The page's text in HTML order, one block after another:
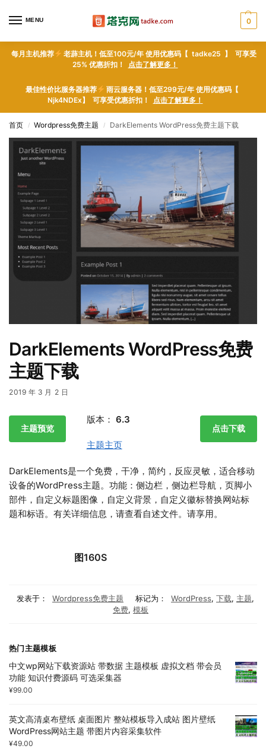
MENU 0
每月主机推荐
老薜主机！低至100元/年 使用优惠码【 tadke25 】 可享受
25% 优惠折扣！ 点击了解更多！
最佳性价比服务器推荐
雨云服务器！低至299元/年 使用优惠码【
Njk4NDEx】 可享受优惠折扣！ 点击了解更多！
首页 / Wordpress免费主题 / DarkElements WordPress免费主题下载
DarkElements WordPress免费
主题下载
2019 年 3 月 2 日
主题预览 点击下载
版本： 6.3
主题主页
DarkElements是一个免费，干净，简约，反应灵敏，适合移动
设备的WordPress主题。功能：侧边栏，侧边栏导航，页脚小
部件，自定义标题图像，自定义背景，自定义徽标替换网站标
题和标语。有关详细信息，请查看自述文件。请享用。
图160S
发表于： Wordpress免费主题 标记为： WordPress, 下载, 主题,
免费, 模板
热门主题模板
中文wp网站下载资源站 带数据 主题模板 虚拟文档 带会员
功能 知识付费源码 可选采集器
¥99.00
英文高清桌布壁纸 桌面图片 整站模板导入成站 图片壁纸
WordPress网站主题 带图片内容采集软件
¥49.00